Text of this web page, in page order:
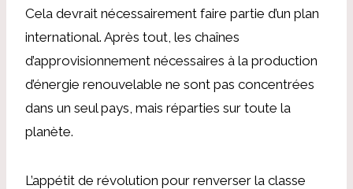
Cela devrait nécessairement faire partie d’un plan
international. Après tout, les chaînes
d’approvisionnement nécessaires à la production
d’énergie renouvelable ne sont pas concentrées
dans un seul pays, mais réparties sur toute la
planète.
L’appétit de révolution pour renverser la classe